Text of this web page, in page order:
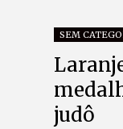
SEM
judô